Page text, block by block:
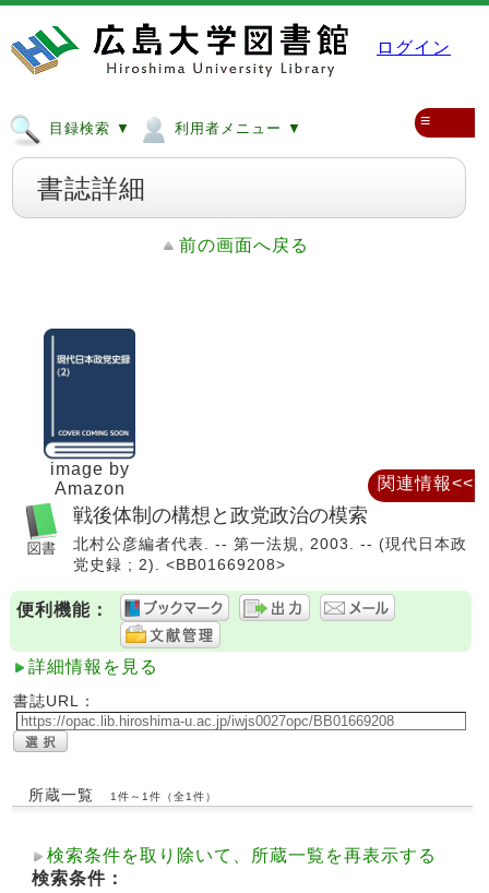
ログイン
目録検索 ▼ 利用者メニュー ▼ ≡
書誌詳細
前の画面へ戻る
image by
Amazon
戦後体制の構想と政党政治の模索
北村公彦編者代表. -- 第一法規, 2003. -- (現代日本政
党史録 ; 2). <BB01669208>
便利機能：
詳細情報を見る
書誌URL：
所蔵一覧 1件～1件（全1件）
検索条件を取り除いて、所蔵一覧を再表示する
検索条件：
関連情報<<